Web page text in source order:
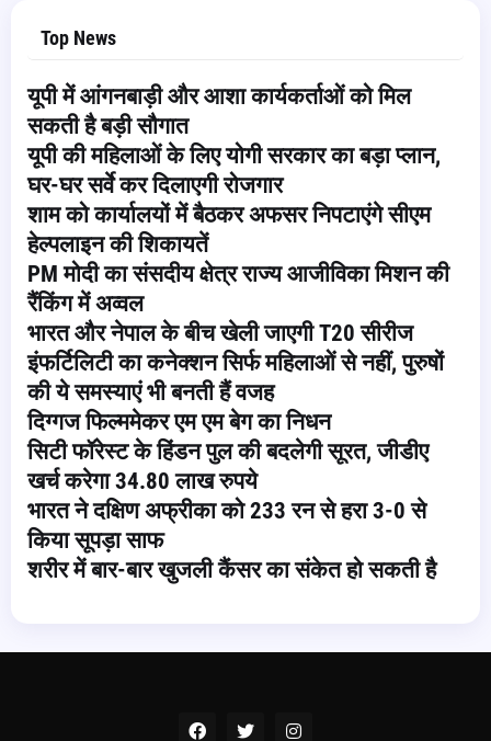
Top News
यूपी में आंगनबाड़ी और आशा कार्यकर्ताओं को मिल
सकती है बड़ी सौगात
यूपी की महिलाओं के लिए योगी सरकार का बड़ा प्लान,
घर-घर सर्वे कर दिलाएगी रोजगार
शाम को कार्यालयों में बैठकर अफसर निपटाएंगे सीएम
हेल्पलाइन की शिकायतें
PM मोदी का संसदीय क्षेत्र राज्य आजीविका मिशन की
रैंकिंग में अव्वल
भारत और नेपाल के बीच खेली जाएगी T20 सीरीज
इंफर्टिलिटी का कनेक्शन सिर्फ महिलाओं से नहीं, पुरुषों
की ये समस्याएं भी बनती हैं वजह
दिग्गज फिल्ममेकर एम एम बेग का निधन
सिटी फॉरेस्ट के हिंडन पुल की बदलेगी सूरत, जीडीए
खर्च करेगा 34.80 लाख रुपये
भारत ने दक्षिण अफ्रीका को 233 रन से हरा 3-0 से
किया सूपड़ा साफ
शरीर में बार-बार खुजली कैंसर का संकेत हो सकती है